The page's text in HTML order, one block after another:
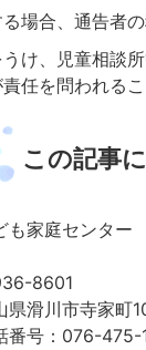
場合、通告者
け、児童相談
任を問われるこ
この記事
も家庭センター
8601
県滑川市寺家町
番号：076-475-